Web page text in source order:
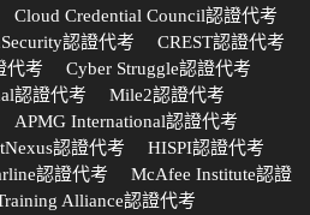
Cloud Credential Council認證代考
認證代考
CREST認證代考
代考
Cyber Struggle認證代考
認證代考
Mile2認證代考
APMG International認證代考
認證代考
HISPI認證代考
認證代考
McAfee Institute認證
Alliance認證代考